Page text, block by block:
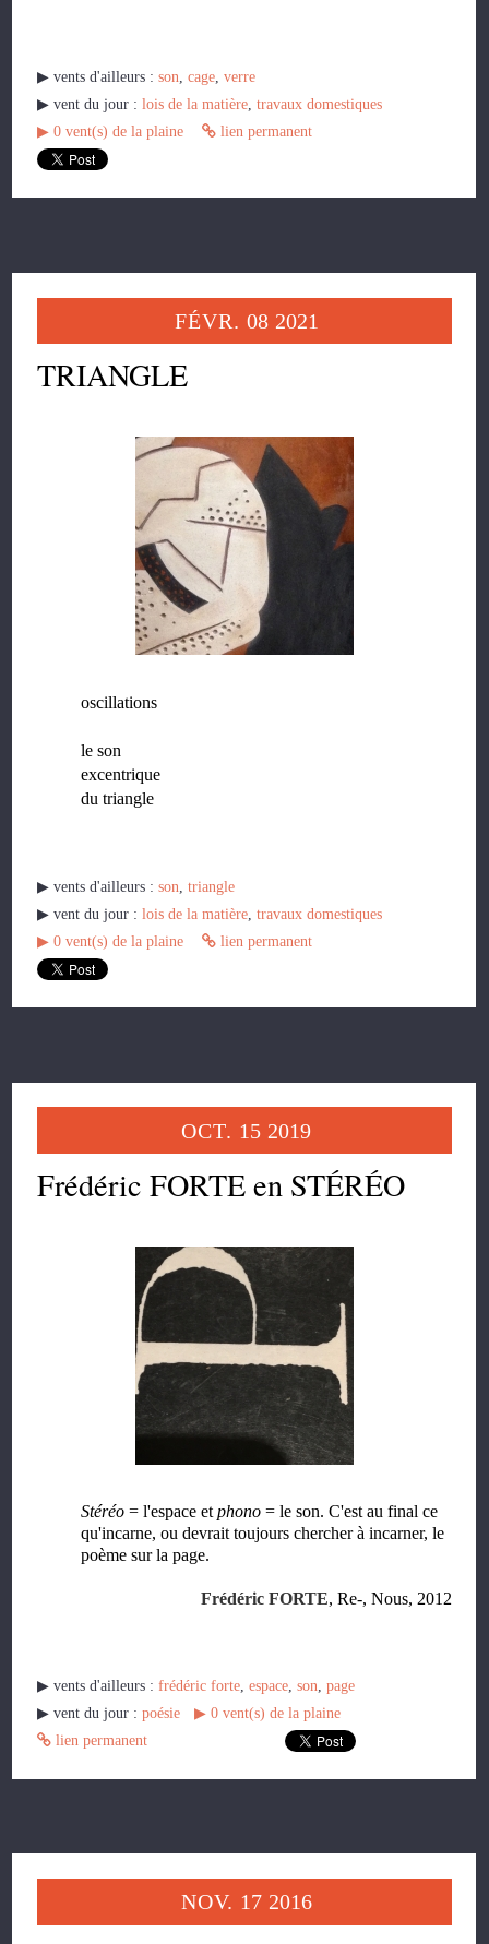
▶︎ vents d'ailleurs :son,cage,verre
▶︎ vent du jour :lois de la matière,travaux domestiques
▶︎ 0 vent(s) de la plaine lien permanent
FÉVR. 08 2021
TRIANGLE
oscillations
le son
excentrique
du triangle
▶︎ vents d'ailleurs :son,triangle
▶︎ vent du jour :lois de la matière,travaux domestiques
▶︎ 0 vent(s) de la plaine lien permanent
OCT. 15 2019
Frédéric FORTE en STÉRÉO
Stéréo = l'espace etphono = le son. C'est au final ce
qu'incarne, ou devrait toujours chercher à incarner, le
poème sur la page.
Frédéric FORTE, Re-, Nous, 2012
▶︎ vents d'ailleurs :frédéric forte,espace,son,page
▶︎ vent du jour :poésie ▶︎ 0 vent(s) de la plaine
lien permanent
NOV. 17 2016